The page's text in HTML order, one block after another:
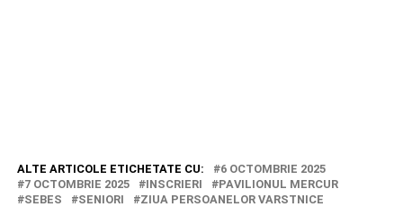
ALTE ARTICOLE ETICHETATE CU:
6 OCTOMBRIE 2025
7 OCTOMBRIE 2025
INSCRIERI
PAVILIONUL MERCUR
SEBES
SENIORI ZIUA PERSOANELOR VARSTNICE